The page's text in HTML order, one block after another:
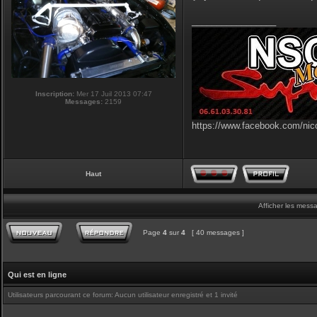
Inscription:Mer 17 Juil 2013 07:47
Messages: 2159
https://www.facebook.com/
Haut
Afficher les
Page 4 sur 4 [ 40 messages ]
Qui est en ligne
Utilisateurs parcourant ce forum: Aucun utilisateur enregistré et 1 invité